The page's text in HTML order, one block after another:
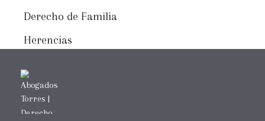
Derecho de Familia
Herencias